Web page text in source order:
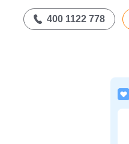
400 1122 778